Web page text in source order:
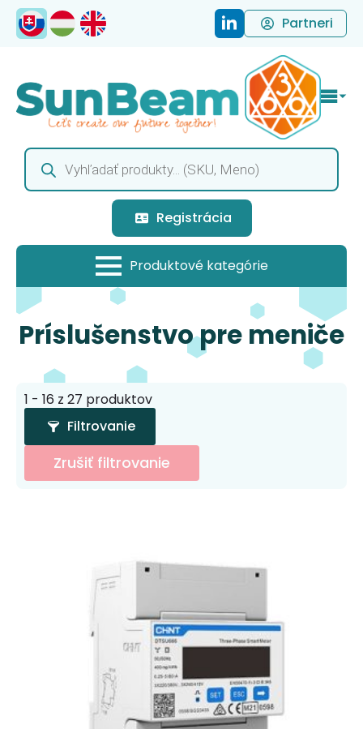
Partneri
Products
search
Registrácia
Príslušenstvo pre meniče
1 - 16 z 27 produktov
Filtrovanie
Zrušiť filtrovanie